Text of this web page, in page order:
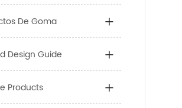
De Goma
Design Guide
Products